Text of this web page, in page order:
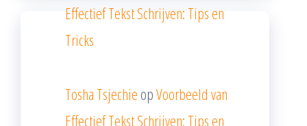
Effectief Tekst Schrijven: Tips en
Tricks
Tosha Tsjechie opVoorbeeld van
Effectief Tekst Schrijven: Tips en